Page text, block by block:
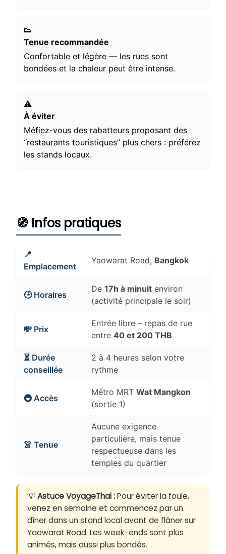
👟
Tenue recommandée
Confortable et légère — les rues sont
bondées et la chaleur peut être intense.
⚠️
À éviter
Méfiez-vous des rabatteurs proposant des
“restaurants touristiques” plus chers : préférez
les stands locaux.
🧭 Infos pratiques
📍
Emplacement
Yaowarat Road, Bangkok
🕒 Horaires
De 17h à minuit environ
(activité principale le soir)
💸 Prix
Entrée libre – repas de rue
entre 40 et 200 THB
⏳ Durée
conseillée
2 à 4 heures selon votre
rythme
🚇 Accès
Métro MRT Wat Mangkon
(sortie 1)
👗 Tenue
Aucune exigence
particulière, mais tenue
respectueuse dans les
temples du quartier
💡Astuce VoyageThai :Pour éviter la foule,
venez en semaine et commencez par un
dîner dans un stand local avant de flâner sur
Yaowarat Road. Les week-ends sont plus
animés, mais aussi plus bondés.